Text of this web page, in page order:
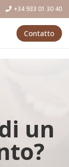
+34 933 01 30 40
Contatto
un